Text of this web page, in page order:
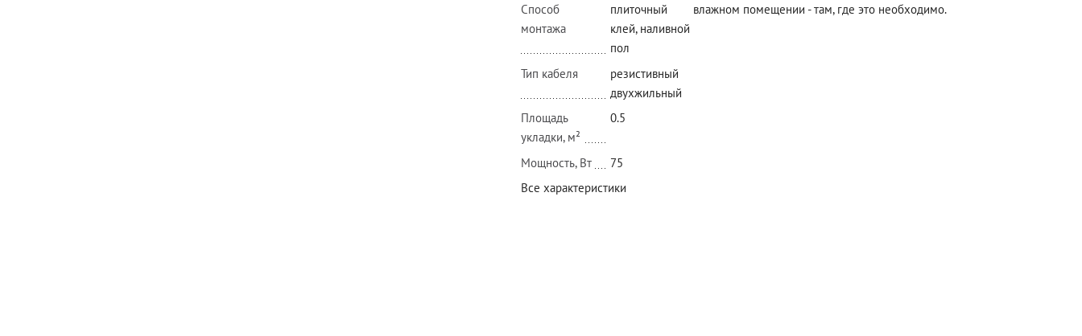
Способ
монтажа
плиточный
клей, наливной
пол
Тип кабеля
резистивный
двухжильный
Площадь
укладки, м²
0.5
Мощность, Вт
75
Все характеристики
влажном помещении - там, где это необходимо.